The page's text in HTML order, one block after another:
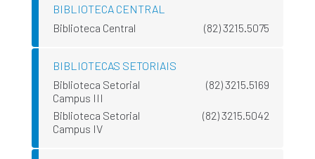
BIBLIOTECA CENTRAL
Biblioteca Central
(82) 3215.5075
BIBLIOTECAS SETORIAIS
Biblioteca Setorial
Campus III
(82) 3215.5169
Biblioteca Setorial
Campus IV
(82) 3215.5042